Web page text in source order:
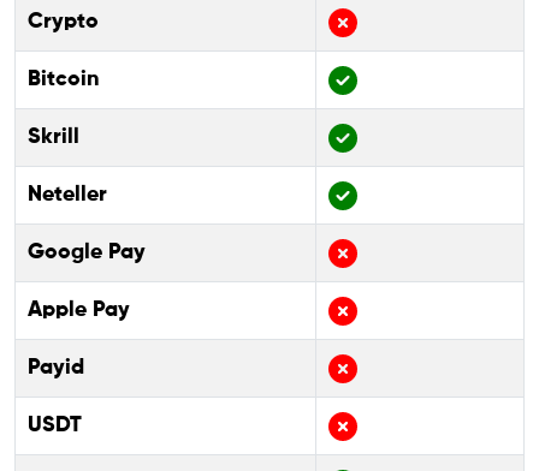
Crypto
Bitcoin
Skrill
Neteller
Google Pay
Apple Pay
Payid
USDT